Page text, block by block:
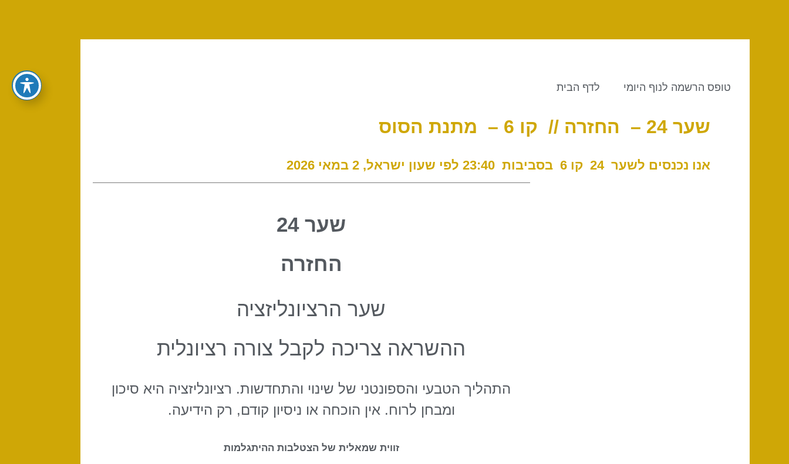
טופס הרשמה לנוף היומי לדף הבית
שער 24 – החזרה // קו 6 – מתנת הסוס
אנו נכנסים לשער 24 ק ו 6 בסביבות 23:40 לפי שעון ישראל, 2 במאי 2026
שער 24
החזרה
שער הרציונליזציה
ההשראה צריכה לקבל צורה רציונלית
התהליך הטבעי והספונטני של שינוי והתחדשות. רציונליזציה היא סיכון
ומבחן לרוח. אין הוכחה או ניסיון קודם, רק הידיעה.
זווית שמאלית של הצטלבות ההיתגלמות